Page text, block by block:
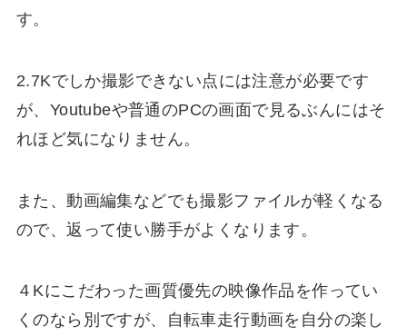
す。
2.7Kでしか撮影できない点には注意が必要です
が、Youtubeや普通のPCの画面で見るぶんにはそ
れほど気になりません。
また、動画編集などでも撮影ファイルが軽くなる
ので、返って使い勝手がよくなります。
４Kにこだわった画質優先の映像作品を作ってい
くのなら別ですが、自転車走行動画を自分の楽し